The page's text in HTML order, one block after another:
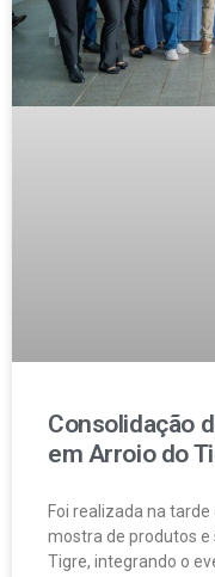
Consolidação
em Arroio do
Foi realizada na
mostra de produtos e
Tigre, integrando o